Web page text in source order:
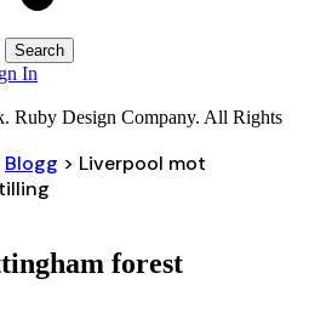
In
Ruby Design Company. All Rights
Blogg > Liverpool mot
forest